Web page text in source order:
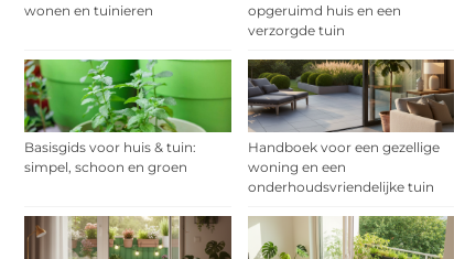
wonen en tuinieren
opgeruimd huis en een
verzorgde tuin
Basisgids voor huis & tuin:
simpel, schoon en groen
Handboek voor een gezellige
woning en een
onderhoudsvriendelijke tuin